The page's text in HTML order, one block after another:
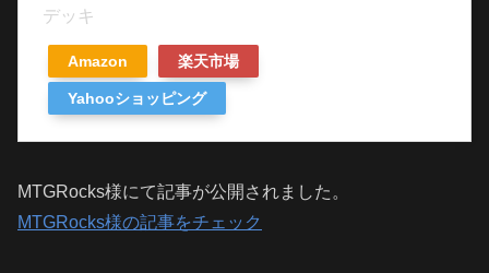
デッキ
Amazon 楽天市場
Yahooショッピング
MTGRocks様にて記事が公開されました。
MTGRocks様の記事をチェック